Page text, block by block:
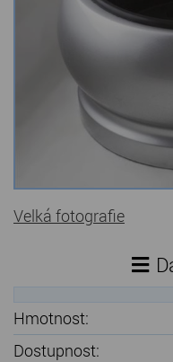
Chladící kostky a
Doplňky do
Hřbitovní doplňky
Zvířecí náhrobky
Kamenné stoly,
Barevné
Štípané kamenné
Dárkové
Gabiony,
Údržba a čištění
Velká fotografie
Hmotnost:
Dostupnost: